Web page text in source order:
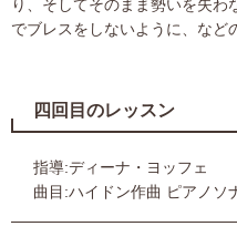
り、そしてそのまま勢いを失わ
でブレスをしないように、など
四回目のレッスン
指導:ディーナ・ヨッフェ
曲目:ハイドン作曲 ピアノソ